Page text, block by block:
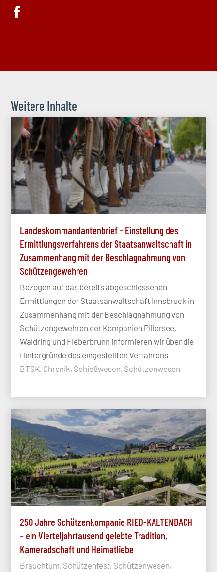
Weitere Inhalte
Landeskommandantenbrief - Einstellung des
Ermittlungsverfahrens der Staatsanwaltschaft in
Zusammenhang mit der Beschlagnahmung von
Schützengewehren
Bezogen auf das bereits abgeschlossenen
Ermittlungen der Staatsanwaltschaft Innsbruck in
Zusammenhang mit der Beschlagnahmung von
Schützengewehren der Kompanien Pillersee,
Waidring und Fieberbrunn informieren wir über die
Hintergründe des eingestellten Verfahrens
BTSK, Chronik, Schießwesen, Schützenwesen
250 Jahre Schützenkompanie RIED-KALTENBACH
– ein Vierteljahrtausend gelebte Tradition,
Kameradschaft und Heimatliebe
Brauchtum, Schützenfest, Schützenwesen,